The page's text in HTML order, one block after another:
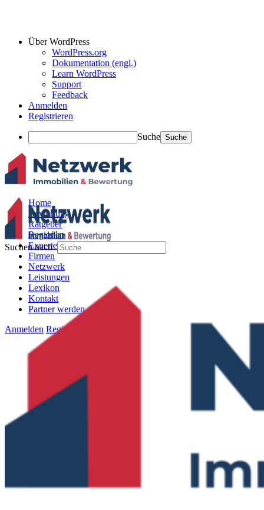
Über WordPress
WordPress.org
Dokumentation (engl.)
Learn WordPress
Support
Feedback
Anmelden
Registrieren
Suche
Home
Bewertung
Ratgeber
Regionen
Experten
Firmen
Netzwerk
Leistungen
Lexikon
Kontakt
Partner werden
Anmelden Registrieren
Suchen nach: